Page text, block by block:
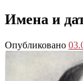
Имена и
Опубликовано